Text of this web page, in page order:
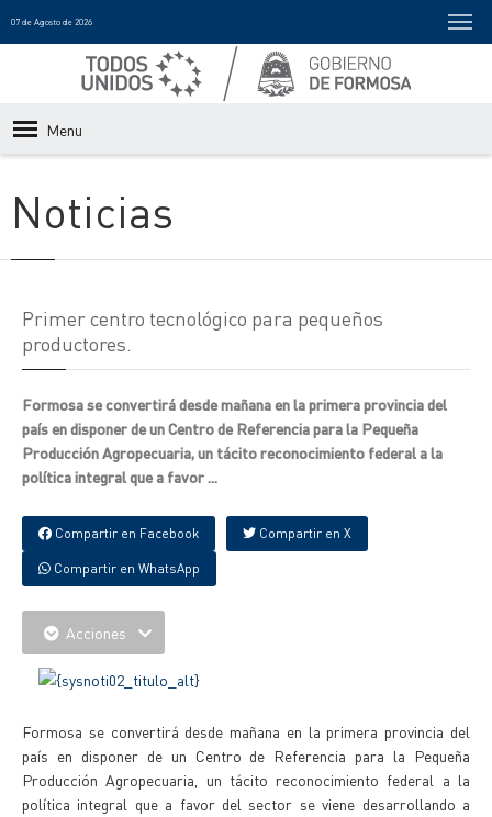
07 de Agosto de 2026
Menu
Noticias
Primer centro tecnológico para pequeños
productores.
Formosa se convertirá desde mañana en la primera provincia del
país en disponer de un Centro de Referencia para la Pequeña
Producción Agropecuaria, un tácito reconocimiento federal a la
política integral que a favor ...
Compartir en Facebook Compartir en X
Compartir en WhatsApp
Acciones
Formosa se convertirá desde mañana en la primera provincia del
país en disponer de un Centro de Referencia para la Pequeña
Producción Agropecuaria, un tácito reconocimiento federal a la
política integral que a favor del sector se viene desarrollando a